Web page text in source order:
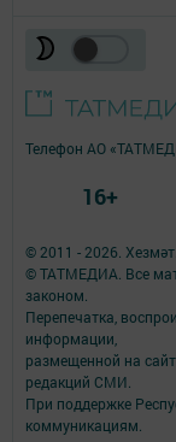
© 2011 - 2026.
© ТАТМЕДИА. Все
законом.
Перепечатка,
информации,
размещенной на
редакций СМИ.
При поддержке
коммуникациям.
Телефон АО
16+